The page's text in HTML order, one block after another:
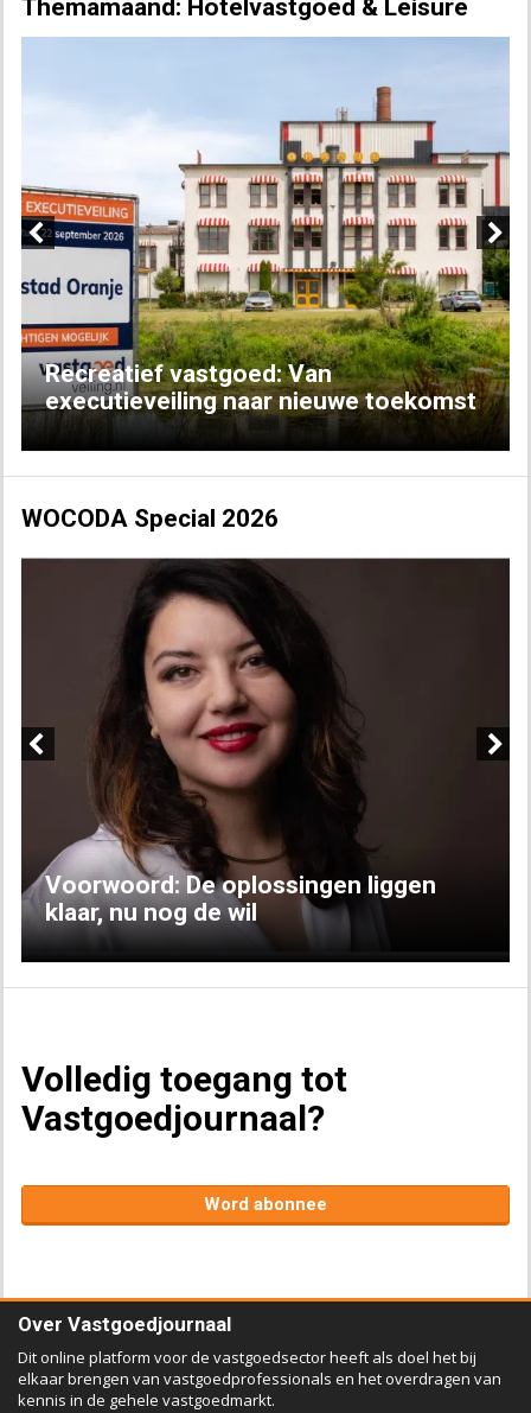
Themamaand: Hotelvastgoed & Leisure
Recreatief vastgoed: Van
executieveiling naar nieuwe toekomst
Next
WOCODA Special 2026
Voorwoord: De oplossingen liggen
klaar, nu nog de wil
Volledig toegang tot
Vastgoedjournaal?
Word abonnee
Over Vastgoedjournaal
Dit online platform voor de vastgoedsector heeft als doel het bij
elkaar brengen van vastgoedprofessionals en het overdragen van
kennis in de gehele vastgoedmarkt.